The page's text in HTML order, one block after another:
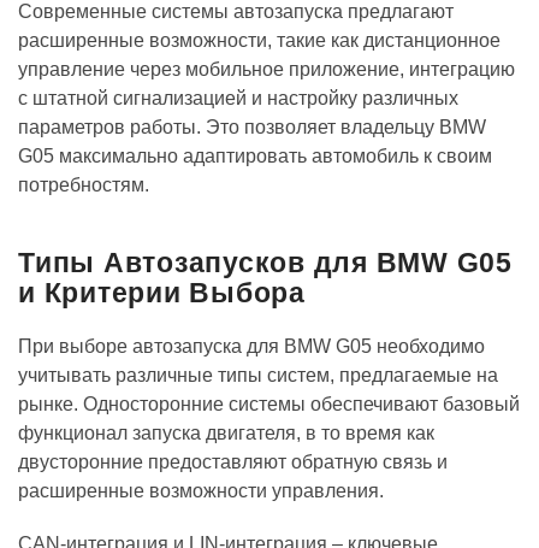
Современные системы автозапуска предлагают
расширенные возможности, такие как дистанционное
управление через мобильное приложение, интеграцию
с штатной сигнализацией и настройку различных
параметров работы. Это позволяет владельцу BMW
G05 максимально адаптировать автомобиль к своим
потребностям.
Типы Автозапусков для BMW G05
и Критерии Выбора
При выборе автозапуска для BMW G05 необходимо
учитывать различные типы систем, предлагаемые на
рынке. Односторонние системы обеспечивают базовый
функционал запуска двигателя, в то время как
двусторонние предоставляют обратную связь и
расширенные возможности управления.